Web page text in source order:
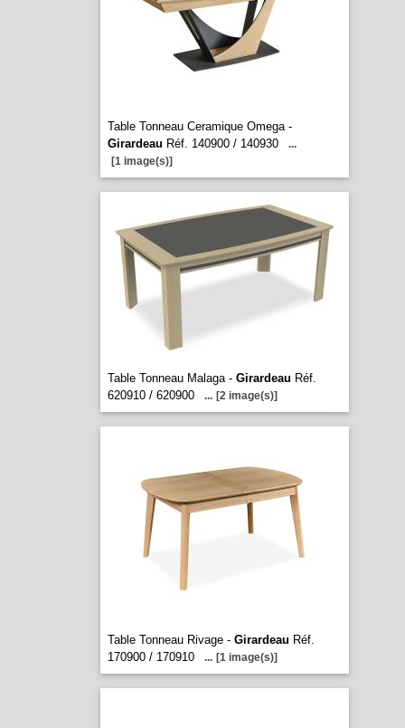
Table Tonneau Ceramique Omega -
Girardeau Réf. 140900 / 140930
...
[1 image(s)]
Table Tonneau Malaga - Girardeau Réf.
620910 / 620900
... [2 image(s)]
Table Tonneau Rivage - Girardeau Réf.
170900 / 170910
... [1 image(s)]